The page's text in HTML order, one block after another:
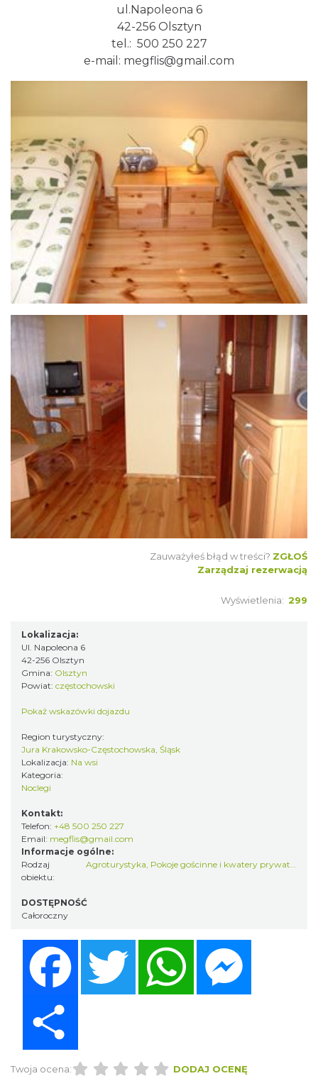
ul.Napoleona 6
42-256 Olsztyn
tel.: 500 250 227
e-mail: megflis@gmail.com
Zauważyłeś błąd w treści? ZGŁOŚ
Zarządzaj rezerwacją
Wyświetlenia: 299
Lokalizacja:
Ul. Napoleona 6
42-256 Olsztyn
Gmina: Olsztyn
Powiat: częstochowski
Pokaż wskazówki dojazdu
Region turystyczny:
Jura Krakowsko-Częstochowska, Śląsk
Lokalizacja: Na wsi
Kategoria:
Noclegi
Kontakt:
Telefon: +48 500 250 227
Email: megflis@gmail.com
Informacje ogólne:
Rodzaj
obiektu:
Agroturystyka Pokoje gościnne i kwatery prywatne
DOSTĘPNOŚĆ
Całoroczny
Twitter
Twoja ocena: DODAJ OCENĘ